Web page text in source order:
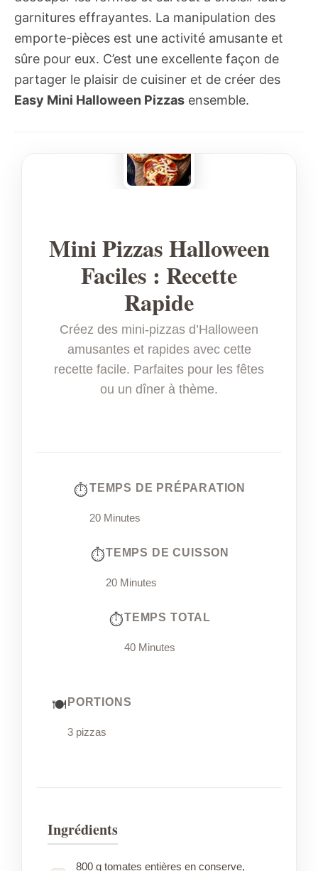
garnitures effrayantes. La manipulation des
emporte-pièces est une activité amusante et
sûre pour eux. C’est une excellente façon de
partager le plaisir de cuisiner et de créer des
Easy Mini Halloween Pizzas ensemble.
Mini Pizzas Halloween
Faciles : Recette
Rapide
Créez des mini-pizzas d’Halloween
amusantes et rapides avec cette
recette facile. Parfaites pour les fêtes
ou un dîner à thème.
TEMPS DE PRÉPARATION
20 Minutes
TEMPS DE CUISSON
20 Minutes
TEMPS TOTAL
40 Minutes
PORTIONS
3 pizzas
Ingrédients
800 g tomates entières en conserve,